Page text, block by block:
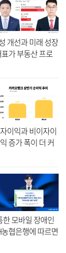
개선과 미래 성장
가 부동산 프로
화를 맡고, 손대
이익과 비이자이
증가 폭이 더 커
과, 올해 상반
모바일 장애인
협은행에 따르면
고, 누구나 편